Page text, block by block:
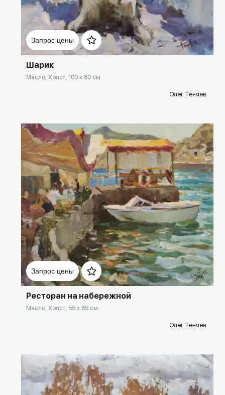
Запрос цены
Домен: rakovgallery.ru
Шарик
Масло, Холст, 100 x 80 см
Олег Теняев
Запрос цены
Домен: rakovgallery.ru
Ресторан на набережной
Масло, Холст, 55 x 65 см
Олег Теняев